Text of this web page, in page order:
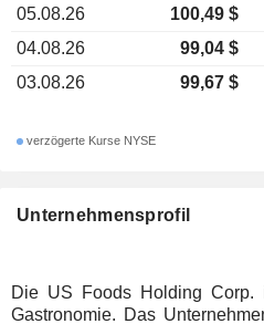
Unternehmensprofil
Die US Foods Holding
Gastronomie. Das
05.08.26
100,49 $
04.08.26
99,04 $
03.08.26
99,67 $
verzögerte Kurse NYSE